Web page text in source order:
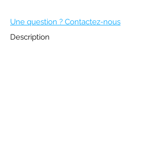
Une question ? Contactez-nous
Description